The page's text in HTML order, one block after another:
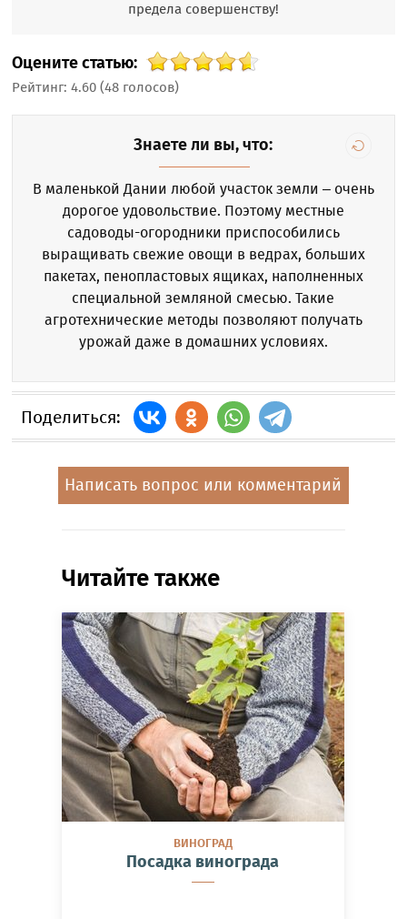
предела совершенству!
Оцените статью:
Рейтинг:4.60 (48 голосов)
Знаете ли вы, что:
В маленькой Дании любой участок земли – очень
дорогое удовольствие. Поэтому местные
садоводы-огородники приспособились
выращивать свежие овощи в ведрах, больших
пакетах, пенопластовых ящиках, наполненных
специальной земляной смесью. Такие
агротехнические методы позволяют получать
урожай даже в домашних условиях.
Поделиться:
Написать вопрос или комментарий
Читайте также
ВИНОГРАД
Посадка винограда